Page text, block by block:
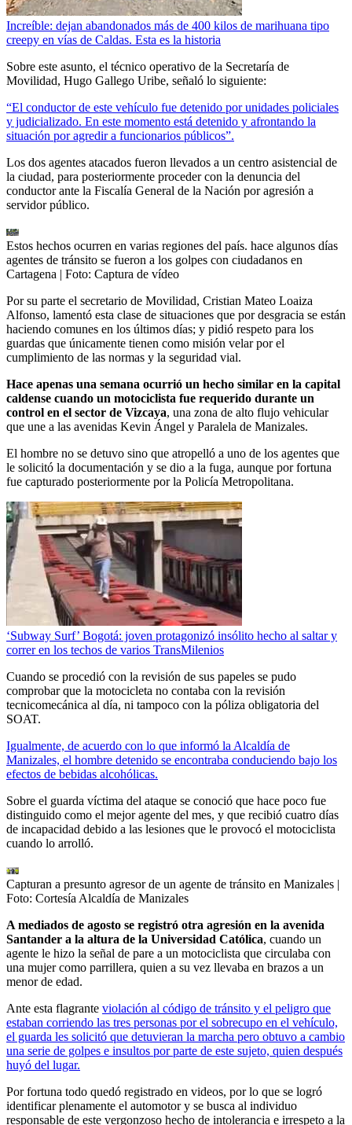
Increíble: dejan abandonados más de 400 kilos de marihuana tipo
creepy en vías de Caldas. Esta es la historia
Sobre este asunto, el técnico operativo de la Secretaría de
Movilidad, Hugo Gallego Uribe, señaló lo siguiente:
“El conductor de este vehículo fue detenido por unidades policiales
y judicializado. En este momento está detenido y afrontando la
situación por agredir a funcionarios públicos”.
Los dos agentes atacados fueron llevados a un centro asistencial de
la ciudad, para posteriormente proceder con la denuncia del
conductor ante la Fiscalía General de la Nación por agresión a
servidor público.
Estos hechos ocurren en varias regiones del país. hace algunos días
agentes de tránsito se fueron a los golpes con ciudadanos en
Cartagena | Foto: Captura de vídeo
Por su parte el secretario de Movilidad, Cristian Mateo Loaiza
Alfonso, lamentó esta clase de situaciones que por desgracia se están
haciendo comunes en los últimos días; y pidió respeto para los
guardas que únicamente tienen como misión velar por el
cumplimiento de las normas y la seguridad vial.
Hace apenas una semana ocurrió un hecho similar en la capital
caldense cuando un motociclista fue requerido durante un
control en el sector de Vizcaya, una zona de alto flujo vehicular
que une a las avenidas Kevin Ángel y Paralela de Manizales.
El hombre no se detuvo sino que atropelló a uno de los agentes que
le solicitó la documentación y se dio a la fuga, aunque por fortuna
fue capturado posteriormente por la Policía Metropolitana.
‘Subway Surf’ Bogotá: joven protagonizó insólito hecho al saltar y
correr en los techos de varios TransMilenios
Cuando se procedió con la revisión de sus papeles se pudo
comprobar que la motocicleta no contaba con la revisión
tecnicomecánica al día, ni tampoco con la póliza obligatoria del
SOAT.
Igualmente, de acuerdo con lo que informó la Alcaldía de
Manizales, el hombre detenido se encontraba conduciendo bajo los
efectos de bebidas alcohólicas.
Sobre el guarda víctima del ataque se conoció que hace poco fue
distinguido como el mejor agente del mes, y que recibió cuatro días
de incapacidad debido a las lesiones que le provocó el motociclista
cuando lo arrolló.
Capturan a presunto agresor de un agente de tránsito en Manizales |
Foto: Cortesía Alcaldía de Manizales
A mediados de agosto se registró otra agresión en la avenida
Santander a la altura de la Universidad Católica, cuando un
agente le hizo la señal de pare a un motociclista que circulaba con
una mujer como parrillera, quien a su vez llevaba en brazos a un
menor de edad.
Ante esta flagrante violación al código de tránsito y el peligro que
estaban corriendo las tres personas por el sobrecupo en el vehículo,
el guarda les solicitó que detuvieran la marcha pero obtuvo a cambio
una serie de golpes e insultos por parte de este sujeto, quien después
huyó del lugar.
Por fortuna todo quedó registrado en videos, por lo que se logró
identificar plenamente el automotor y se busca al individuo
responsable de este vergonzoso hecho de intolerancia e irrespeto a la